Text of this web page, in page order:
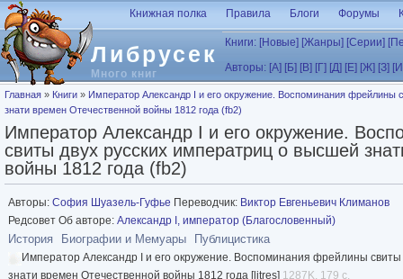
Перейти к основному содержанию
Либрусек
Много книг
Книжная полка Правила Блоги Форумы
Книги: [Новые] [Жанры] [Серии]
Авторы: [А] [Б] [В] [Г] [Д] [Е] [Ж] [З]
Вы здесь
Главная » Книги » Император Александр I и его окружение. Воспоминания фрейлины
знати времен Отечественной войны 1812 года (fb2)
Император Александр I и его окружение.
свиты двух русских императриц о высшей
войны 1812 года (fb2)
Авторы: София Шуазель-Гуфье Переводчик: Виктор Евгеньевич Климанов
Редсовет Об авторе: Александр I, император (Благословенный)
История Биографии и Мемуары Публицистика
Император Александр I и его окружение. Воспоминания фрейлины
знати времен Отечественной войны 1812 года [litres] 1287K, 179 с.